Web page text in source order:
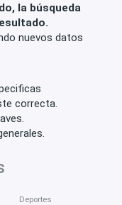
la búsqueda
nuevos datos
correcta.
Deportes